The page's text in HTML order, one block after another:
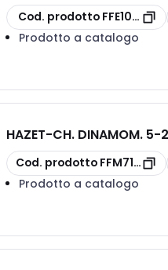
copia
Cod. prodotto FFE10932000
Prodotto a catalogo
HAZET-CH. DINAMOM.
copia
Cod. prodotto FFM71173025
Prodotto a catalogo